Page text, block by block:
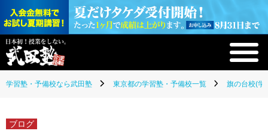
学習塾・予備校なら武田塾 東京都の学習塾・予備校一覧 旗の台校(学
ブログ